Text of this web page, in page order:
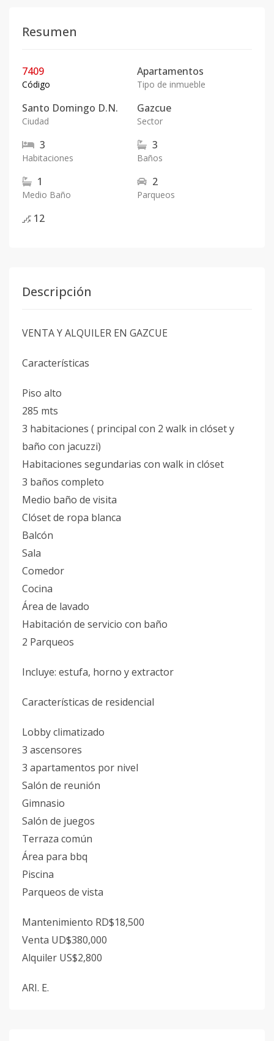
Resumen
7409
Código
Apartamentos
Tipo de inmueble
Santo Domingo D.N.
Ciudad
Gazcue
Sector
3
Habitaciones
3
Baños
1
Medio Baño
2
Parqueos
12
Descripción
VENTA Y ALQUILER EN GAZCUE
Características
Piso alto
285 mts
3 habitaciones ( principal con 2 walk in clóset y
baño con jacuzzi)
Habitaciones segundarias con walk in clóset
3 baños completo
Medio baño de visita
Clóset de ropa blanca
Balcón
Sala
Comedor
Cocina
Área de lavado
Habitación de servicio con baño
2 Parqueos
Incluye: estufa, horno y extractor
Características de residencial
Lobby climatizado
3 ascensores
3 apartamentos por nivel
Salón de reunión
Gimnasio
Salón de juegos
Terraza común
Área para bbq
Piscina
Parqueos de vista
Mantenimiento RD$18,500
Venta UD$380,000
Alquiler US$2,800
ARI. E.